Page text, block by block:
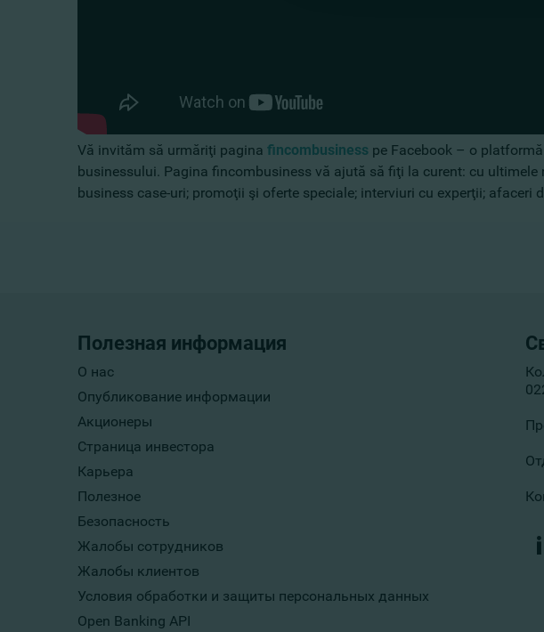
Vă invităm să urmăriţi pagina fincombusiness pe Facebook – o
businessului. Pagina fincombusiness vă ajută să fiţi la curent: cu
business case-uri; promoţii şi oferte speciale; interviuri cu experţii;
Полезная информация
О нас
Опубликование информации
Акционеры
Страница инвестора
Карьера
Полезное
Безопасность
Жалобы сотрудников
Жалобы клиентов
Условия обработки и защиты персональных данных
Open Banking API